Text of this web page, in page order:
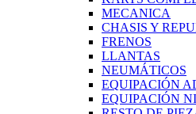
MECANICA
CHASIS Y
FRENOS
LLANTAS
NEUMÁTICOS
EQUIPACIÓN
EQUIPACIÓN